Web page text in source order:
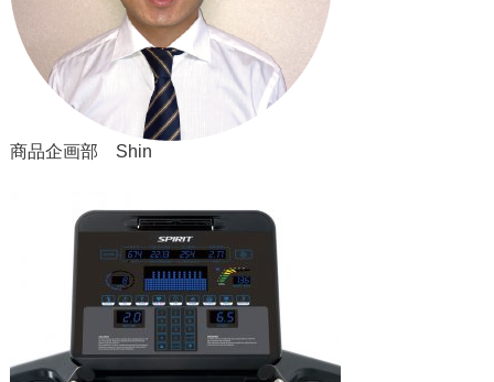
商品企画部 Shin